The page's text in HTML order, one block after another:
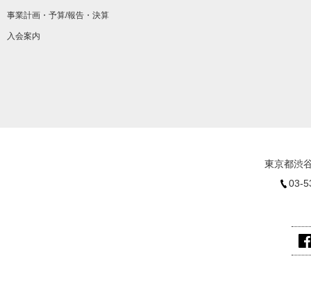
事業計画・予算/報告・決算
入会案内
東京都渋
03-